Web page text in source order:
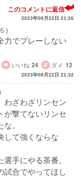
このコメントに返信
2023年08月22日 21:26
)
でプレーしない
いいね 24 ダメ 12
2023年08月22日 21:32
わざわざリンセン
が撃てないリンセ
。
して強くならな
手にやる茶番。
試合でやってほし